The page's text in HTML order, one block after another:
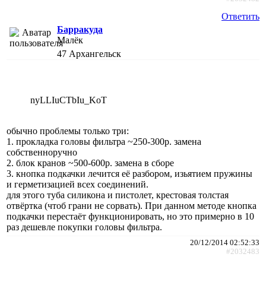
Ответить
Барракуда
Малёк
47 Архангельск
nyLLIuCTbIu_KoT
обычно проблемы только три:
1. прокладка головы фильтра ~250-300р. замена
собственноручно
2. блок кранов ~500-600р. замена в сборе
3. кнопка подкачки лечится её разбором, изьятием пружины
и герметизацией всех соединений.
для этого туба силикона и пистолет, крестовая толстая
отвёртка (чтоб грани не сорвать). При данном методе кнопка
подкачки перестаёт функционировать, но это примерно в 10
раз дешевле покупки головы фильтра.
20/12/2014 02:52:33
#2032483